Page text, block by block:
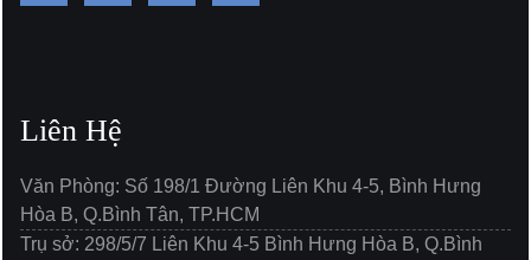
Liên Hệ
Văn Phòng: Số 198/1 Đường Liên Khu 4-5, Bình Hưng
Hòa B, Q.Bình Tân, TP.HCM
Trụ sở: 298/5/7 Liên Khu 4-5 Bình Hưng Hòa B, Q.Bình